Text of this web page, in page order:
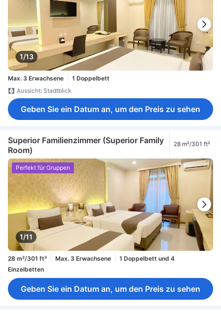
1/13
Max. 3 Erwachsene
1 Doppelbett
Aussicht: Stadtblick
Geben Sie ein Datum an, um den Preis zu sehen
Superior Familienzimmer (Superior Family
Room)
28 m²/301 ft²
1/11
Perfekt für Gruppen
28 m²/301 ft² Max. 3 Erwachsene
1 Doppelbett und 4
Einzelbetten
Geben Sie ein Datum an, um den Preis zu sehen